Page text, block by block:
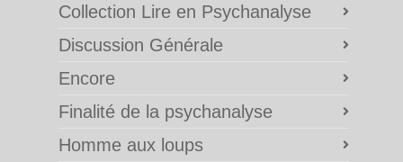
Collection Lire en Psychanalyse
Discussion Générale
Encore
Finalité de la psychanalyse
Homme aux loups